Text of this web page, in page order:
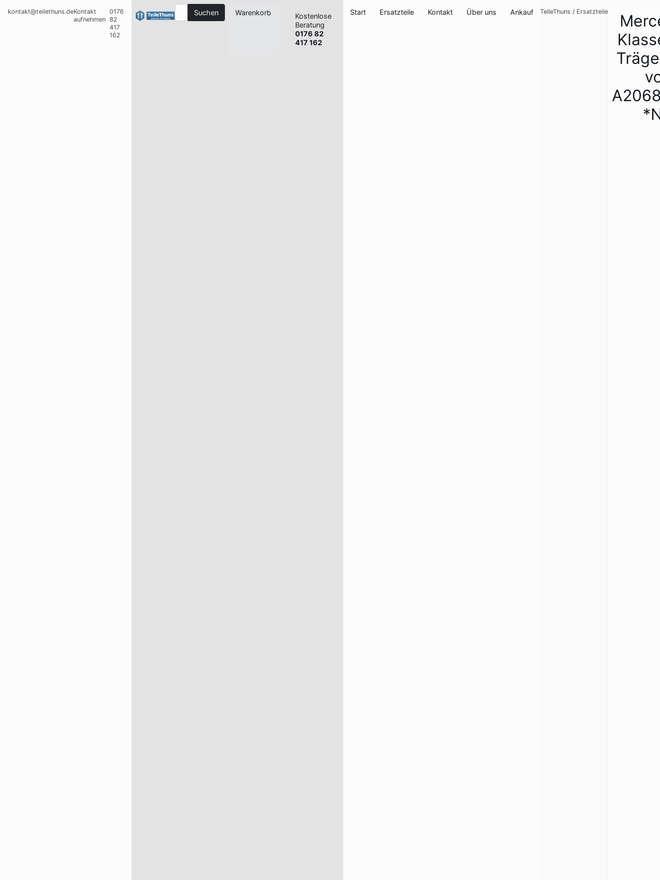
kontakt@teilethuns.deKontakt
aufnehmen
0176
82
417
162
Suchen Warenkorb
Kostenlose
Beratung
0176 82
417 162
Start Ersatzteile Kontakt Über uns Ankauf TeileThuns / Ersatzteile